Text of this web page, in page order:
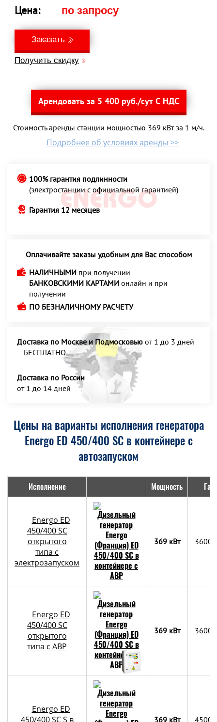
Цена: по запросу
Заказать
Получить скидку
Арендовать за 5 400 руб./сут С НДС
Стоимость аренды станции мощностью 369 кВт за 1 м/ч.
Подробнее об условиях аренды >>
100% гарантия подлинности
(электростанции с официальной гарантией)
Гарантия 12 месяцев
Оплачивайте заказы удобным для Вас способом
НАЛИЧНЫМИ при получении
БАНКОВСКИМИ КАРТАМИ онлайн и при
получении
ПО БЕЗНАЛИЧНОМУ РАСЧЕТУ
Доставка по Москве и Подмосковью от 1 до 3 дней
– БЕСПЛАТНО
Доставка по России
от 1 до 14 дней
Цены на варианты исполнения генератора
Energo ED 450/400 SC в контейнере с
автозапуском
Исполнение Мощность
Energo ED
450/400 SC
открытого
типа с
электрозапуском
369 кВт
Energo ED
450/400 SC
открытого
типа с АВР
369 кВт
Energo ED
450/400 SC S в
369 кВт